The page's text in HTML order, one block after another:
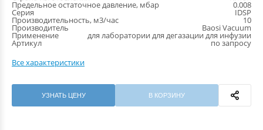
Предельное остаточное давление, мбар 0.008
Серия IDSP
Производительность, м3/час 10
Производитель Baosi Vacuum
Применение для лаборатории для дегазации для инфузии
Артикул
по запросу
Все характеристики
УЗНАТЬ ЦЕНУ В КОРЗИНУ